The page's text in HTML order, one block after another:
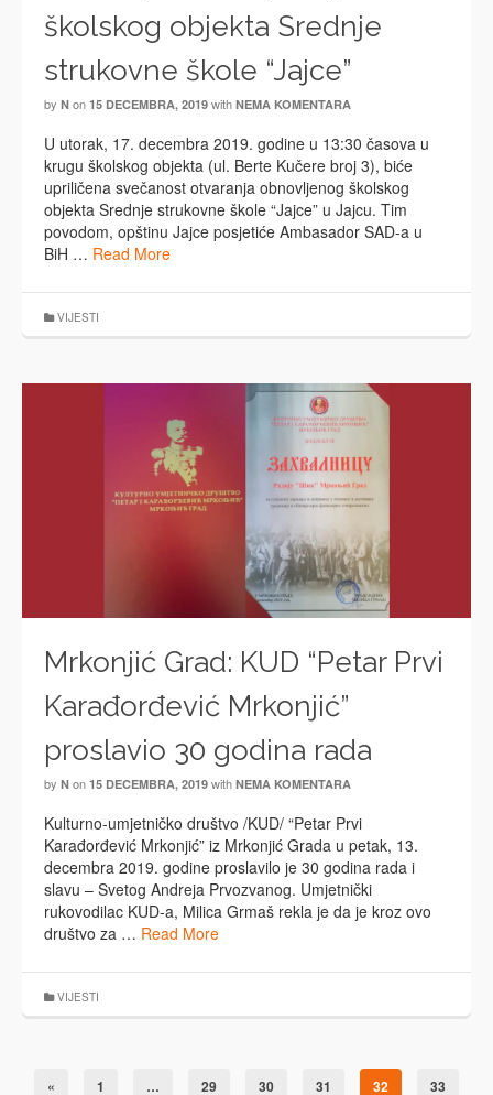
školskog objekta Srednje
strukovne škole “Jajce”
by N on 15 DECEMBRA, 2019 with NEMA KOMENTARA
U utorak, 17. decembra 2019. godine u 13:30 časova u
krugu školskog objekta (ul. Berte Kučere broj 3), biće
upriličena svečanost otvaranja obnovljenog školskog
objekta Srednje strukovne škole “Jajce” u Jajcu. Tim
povodom, opštinu Jajce posjetiće Ambasador SAD-a u
BiH … Read More
VIJESTI
Mrkonjić Grad: KUD “Petar Prvi
Karađorđević Mrkonjić”
proslavio 30 godina rada
by N on 15 DECEMBRA, 2019 with NEMA KOMENTARA
Kulturno-umjetničko društvo /KUD/ “Petar Prvi
Karađorđević Mrkonjić” iz Mrkonjić Grada u petak, 13.
decembra 2019. godine proslavilo je 30 godina rada i
slavu – Svetog Andreja Prvozvanog. Umjetnički
rukovodilac KUD-a, Milica Grmaš rekla je da je kroz ovo
društvo za … Read More
VIJESTI
« 1 … 29 30 31 32 33